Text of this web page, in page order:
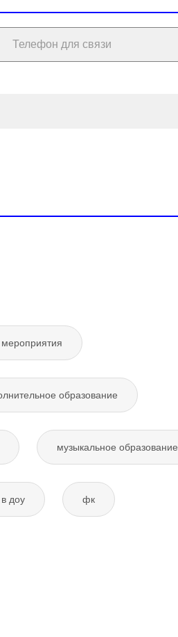
образование
музыкальное образование
доу фк